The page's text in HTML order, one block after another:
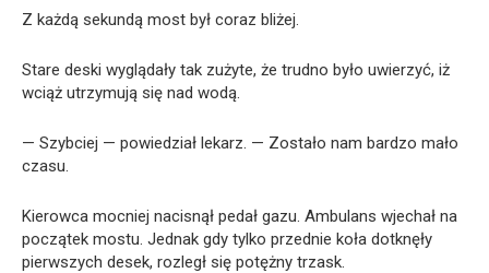
Z każdą sekundą most był coraz bliżej.
Stare deski wyglądały tak zużyte, że trudno było uwierzyć, iż
wciąż utrzymują się nad wodą.
— Szybciej — powiedział lekarz. — Zostało nam bardzo mało
czasu.
Kierowca mocniej nacisnął pedał gazu. Ambulans wjechał na
początek mostu. Jednak gdy tylko przednie koła dotknęły
pierwszych desek, rozległ się potężny trzask.